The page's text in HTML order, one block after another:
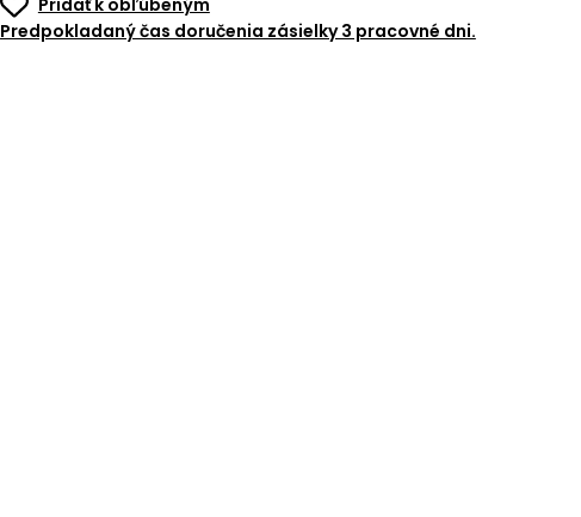
Pridať k obľúbeným
Predpokladaný čas doručenia zásielky 3 pracovné dni.